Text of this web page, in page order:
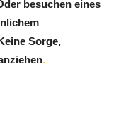
besuchen eines
Sorge,
.